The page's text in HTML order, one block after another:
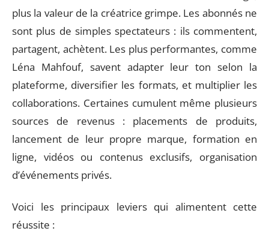
plus la valeur de la créatrice grimpe. Les abonnés ne
sont plus de simples spectateurs : ils commentent,
partagent, achètent. Les plus performantes, comme
Léna Mahfouf, savent adapter leur ton selon la
plateforme, diversifier les formats, et multiplier les
collaborations. Certaines cumulent même plusieurs
sources de revenus : placements de produits,
lancement de leur propre marque, formation en
ligne, vidéos ou contenus exclusifs, organisation
d’événements privés.
Voici les principaux leviers qui alimentent cette
réussite :